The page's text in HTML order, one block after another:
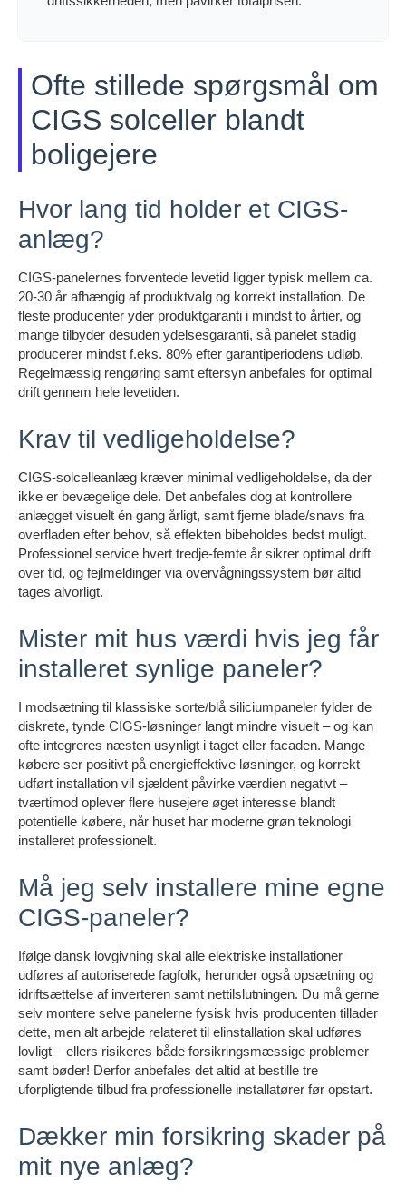
Ofte stillede spørgsmål om
CIGS solceller blandt
boligejere
Hvor lang tid holder et CIGS-
anlæg?
CIGS-panelernes forventede levetid ligger typisk mellem ca.
20-30 år afhængig af produktvalg og korrekt installation. De
fleste producenter yder produktgaranti i mindst to årtier, og
mange tilbyder desuden ydelsesgaranti, så panelet stadig
producerer mindst f.eks. 80% efter garantiperiodens udløb.
Regelmæssig rengøring samt eftersyn anbefales for optimal
drift gennem hele levetiden.
Krav til vedligeholdelse?
CIGS-solcelleanlæg kræver minimal vedligeholdelse, da der
ikke er bevægelige dele. Det anbefales dog at kontrollere
anlægget visuelt én gang årligt, samt fjerne blade/snavs fra
overfladen efter behov, så effekten bibeholdes bedst muligt.
Professionel service hvert tredje-femte år sikrer optimal drift
over tid, og fejlmeldinger via overvågningssystem bør altid
tages alvorligt.
Mister mit hus værdi hvis jeg får
installeret synlige paneler?
I modsætning til klassiske sorte/blå siliciumpaneler fylder de
diskrete, tynde CIGS-løsninger langt mindre visuelt – og kan
ofte integreres næsten usynligt i taget eller facaden. Mange
købere ser positivt på energieffektive løsninger, og korrekt
udført installation vil sjældent påvirke værdien negativt –
tværtimod oplever flere husejere øget interesse blandt
potentielle købere, når huset har moderne grøn teknologi
installeret professionelt.
Må jeg selv installere mine egne
CIGS-paneler?
Ifølge dansk lovgivning skal alle elektriske installationer
udføres af autoriserede fagfolk, herunder også opsætning og
idriftsættelse af inverteren samt nettilslutningen. Du må gerne
selv montere selve panelerne fysisk hvis producenten tillader
dette, men alt arbejde relateret til elinstallation skal udføres
lovligt – ellers risikeres både forsikringsmæssige problemer
samt bøder! Derfor anbefales det altid at bestille tre
uforpligtende tilbud fra professionelle installatører før opstart.
Dækker min forsikring skader på
mit nye anlæg?